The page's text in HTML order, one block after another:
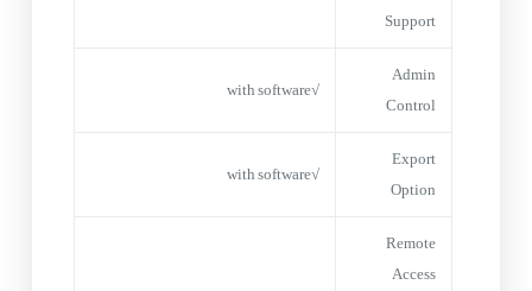
Support
Admin
Control
√with software
Export
Option
√with software
Remote
Access